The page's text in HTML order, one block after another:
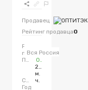
Продавец ОПТИТЭК
Рейтинг продавца0
Регион
продажи
Вся Россия
Производитель
ОПТИТЭК
Состояние
245
м.
ч.
Год